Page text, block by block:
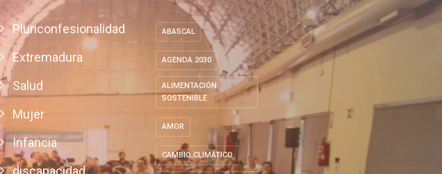
Pluriconfesionalidad
Extremadura
Salud
Mujer
Infancia
discapacidad
ABASCAL
AGENDA 2030
ALIMENTACIÓN
SOSTENIBLE
AMOR
CAMBIO CLIMÁTICO